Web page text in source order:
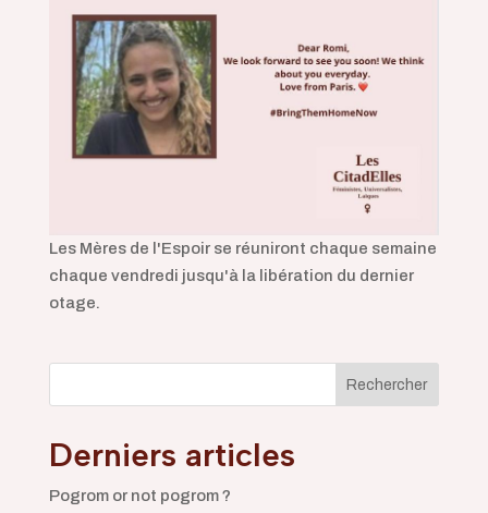
Les Mères de l'Espoir se réuniront chaque semaine
chaque vendredi jusqu'à la libération du dernier
otage.
Rechercher
Derniers articles
Pogrom or not pogrom ?